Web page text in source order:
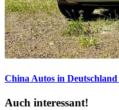
China Autos in Deutschland
Auch interessant!